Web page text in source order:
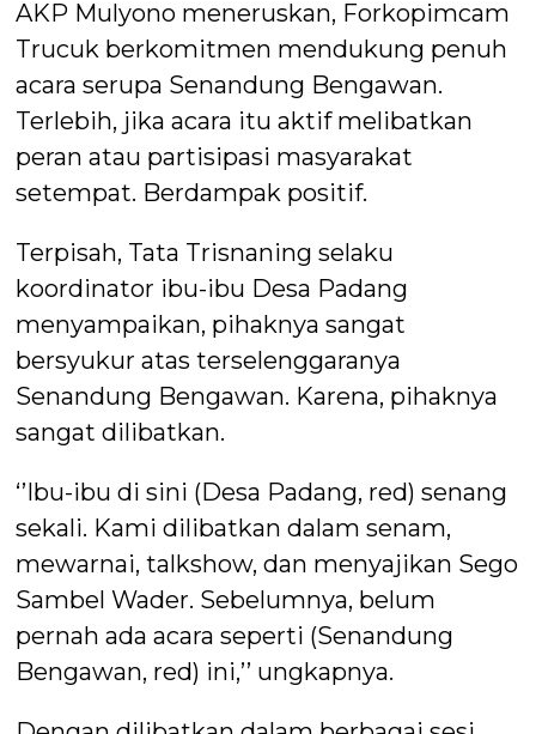
AKP Mulyono meneruskan, Forkopimcam
Trucuk berkomitmen mendukung penuh
acara serupa Senandung Bengawan.
Terlebih, jika acara itu aktif melibatkan
peran atau partisipasi masyarakat
setempat. Berdampak positif.
Terpisah, Tata Trisnaning selaku
koordinator ibu-ibu Desa Padang
menyampaikan, pihaknya sangat
bersyukur atas terselenggaranya
Senandung Bengawan. Karena, pihaknya
sangat dilibatkan.
‘’Ibu-ibu di sini (Desa Padang, red) senang
sekali. Kami dilibatkan dalam senam,
mewarnai, talkshow, dan menyajikan Sego
Sambel Wader. Sebelumnya, belum
pernah ada acara seperti (Senandung
Bengawan, red) ini,’’ ungkapnya.